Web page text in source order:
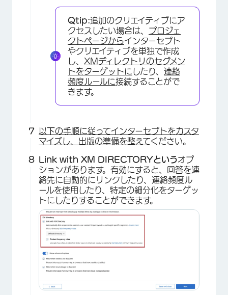
×
Qtip:追加のクリエイティブにア
クセスしたい場合は、 プロジェ
クトページからインターセプト
やクリエイティブを単独で作成
し、 XMディレクトリのセグメン
トをターゲットにしたり、 連絡
頻度ルールに接続することがで
きます。
以下の手順に従ってインターセプトをカスタ
マイズし、出版の準備を整えてください。
Link with XM DIRECTORYというオプ
ションがあります。有効にすると、回答を連
絡先に自動的にリンクしたり、連絡頻度ル
ールを使用したり、特定の細分化をターゲッ
トにしたりすることができます。